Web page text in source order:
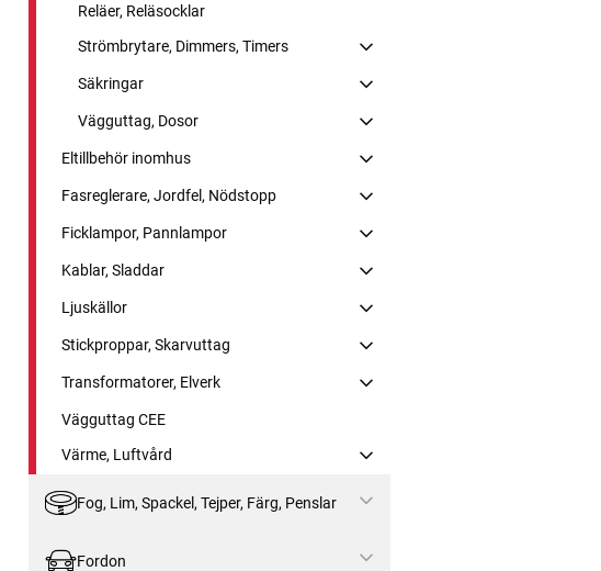
Reläer, Reläsocklar
Strömbrytare, Dimmers, Timers
Säkringar
Vägguttag, Dosor
Eltillbehör inomhus
Fasreglerare, Jordfel, Nödstopp
Ficklampor, Pannlampor
Kablar, Sladdar
Ljuskällor
Stickproppar, Skarvuttag
Transformatorer, Elverk
Vägguttag CEE
Värme, Luftvård
Fog, Lim, Spackel, Tejper, Färg, Penslar
Fordon